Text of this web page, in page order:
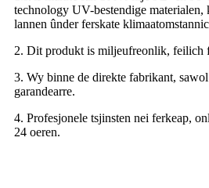
technology UV-bestendige
lannen ûnder ferskate
2. Dit produkt is miljeufreonlik, feilich
3. Wy binne de direkte fabrikant,
garandearre.
4. Profesjonele tsjinsten nei ferkeap,
24 oeren.